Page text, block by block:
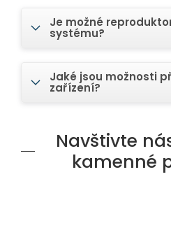
Je možné
systému?
Jaké jsou možnosti
zařízení?
Navštivte
kamenné